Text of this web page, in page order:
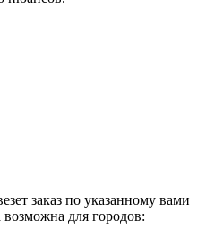
заказ по указанному вами
возможна для городов: